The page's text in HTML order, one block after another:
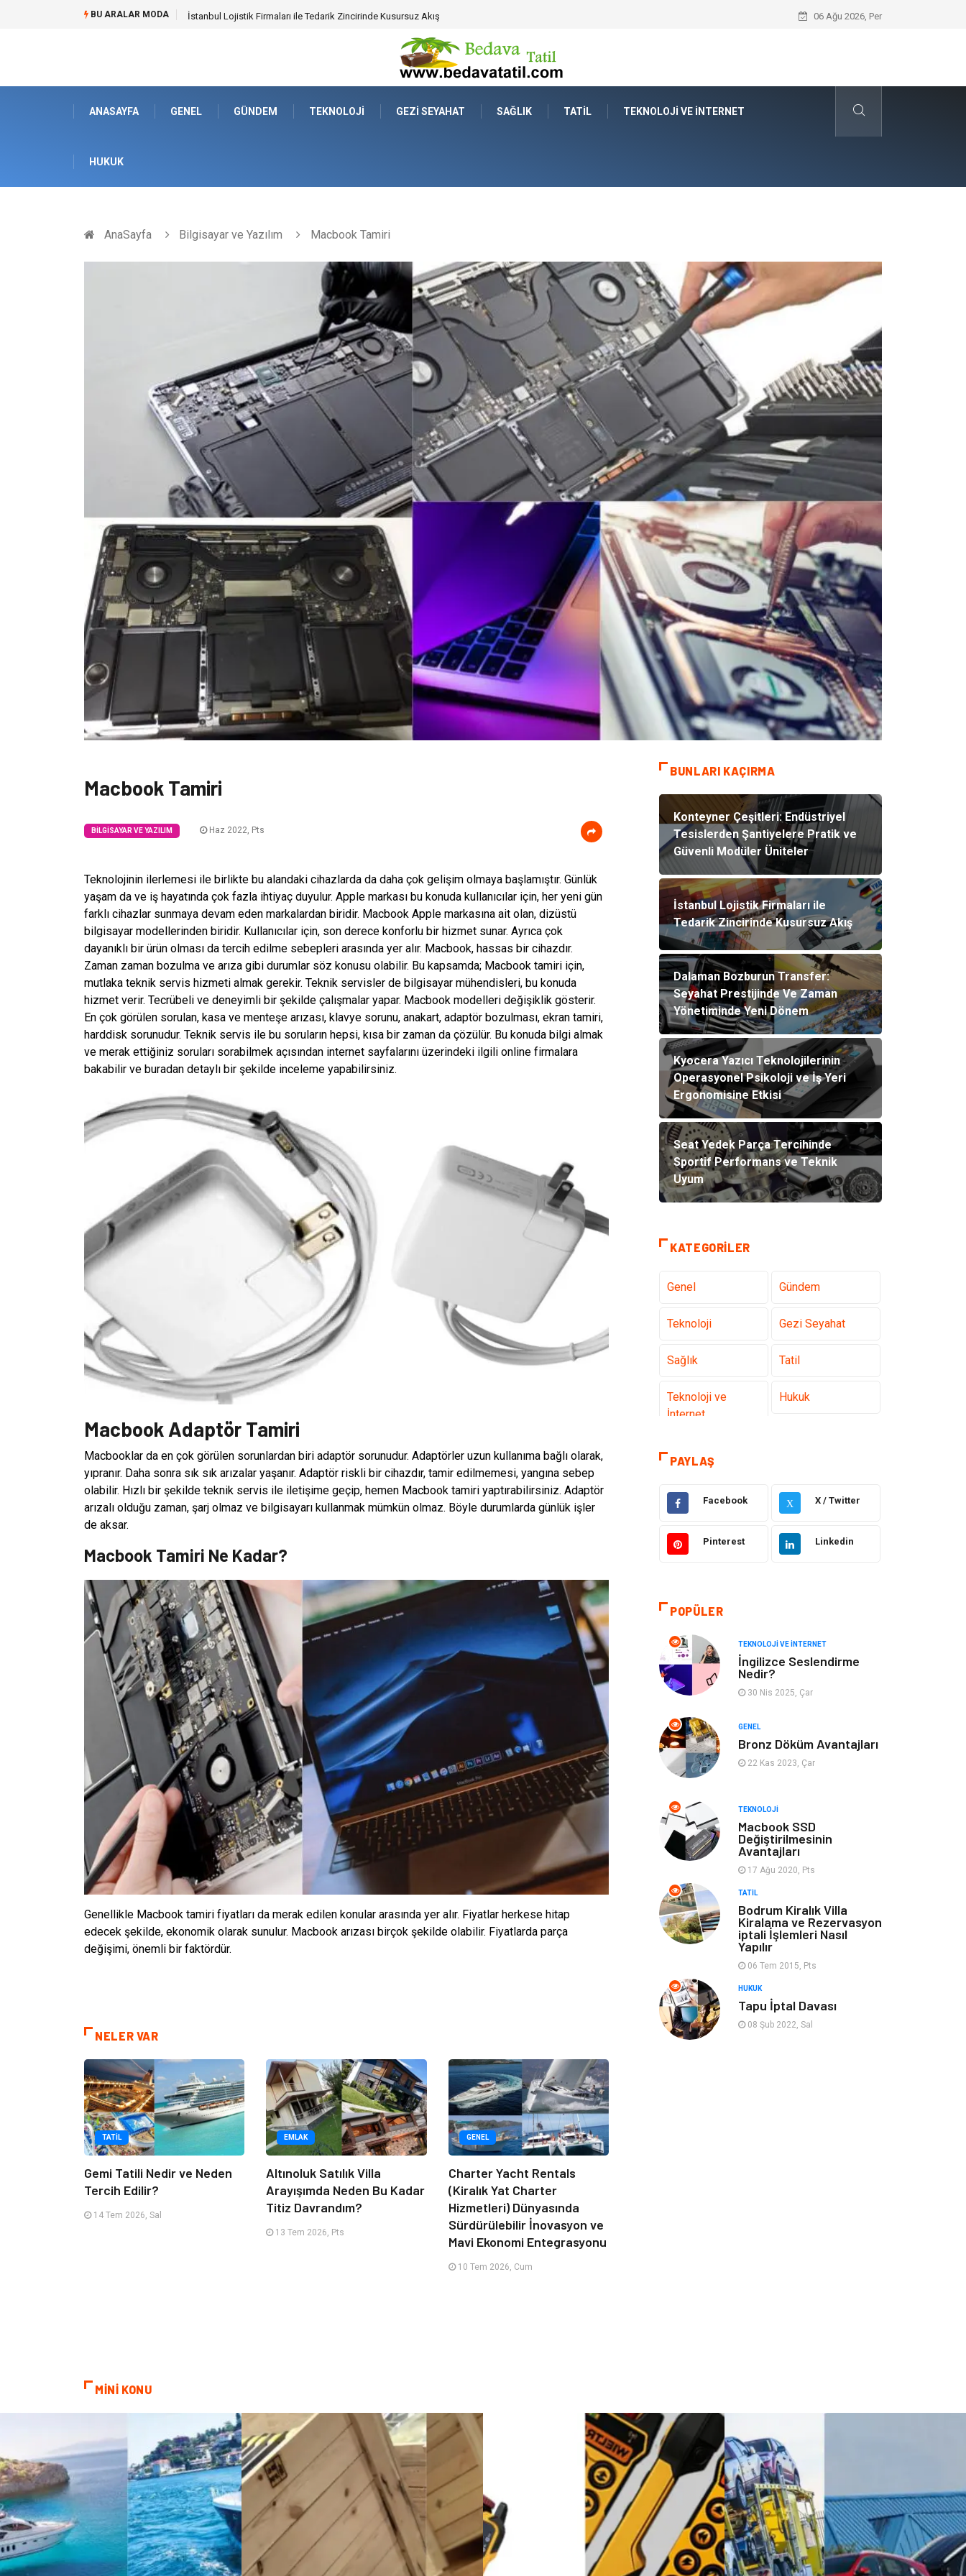
BU ARALAR MODA Dalaman Bozburun Transfer: Seyahat Prestijinde Ve Zaman Yönetiminde Yeni Dönem Kyocera Yazıcı Teknolojilerinin
06 Ağu 2026, Per
ANASAYFA GENEL GÜNDEM TEKNOLOJI GEZI SEYAHAT SAĞLIK TATIL TEKNOLOJI VE İNTERNET
HUKUK
AnaSayfa Bilgisayar ve Yazılım Macbook Tamiri
Macbook Tamiri
BILGISAYAR VE YAZILIM Haz 2022, Pts
Teknolojinin ilerlemesi ile birlikte bu alandaki cihazlarda da daha çok gelişim olmaya başlamıştır. Günlük
yaşam da ve iş hayatında çok fazla ihtiyaç duyulur. Apple markası bu konuda kullanıcılar için, her yeni gün
farklı cihazlar sunmaya devam eden markalardan biridir. Macbook Apple markasına ait olan, dizüstü
bilgisayar modellerinden biridir. Kullanıcılar için, son derece konforlu bir hizmet sunar. Ayrıca çok
dayanıklı bir ürün olması da tercih edilme sebepleri arasında yer alır. Macbook, hassas bir cihazdır.
Zaman zaman bozulma ve arıza gibi durumlar söz konusu olabilir. Bu kapsamda; Macbook tamiri için,
mutlaka teknik servis hizmeti almak gerekir. Teknik servisler de bilgisayar mühendisleri, bu konuda
hizmet verir. Tecrübeli ve deneyimli bir şekilde çalışmalar yapar. Macbook modelleri değişiklik gösterir.
En çok görülen sorulan, kasa ve menteşe arızası, klavye sorunu, anakart, adaptör bozulması, ekran tamiri,
harddisk sorunudur. Teknik servis ile bu soruların hepsi, kısa bir zaman da çözülür. Bu konuda bilgi almak
ve merak ettiğiniz soruları sorabilmek açısından internet sayfalarını üzerindeki ilgili online firmalara
bakabilir ve buradan detaylı bir şekilde inceleme yapabilirsiniz.
Macbook Adaptör Tamiri
Macbooklar da en çok görülen sorunlardan biri adaptör sorunudur. Adaptörler uzun kullanıma bağlı olarak,
yıpranır. Daha sonra sık sık arızalar yaşanır. Adaptör riskli bir cihazdır, tamir edilmemesi, yangına sebep
olabilir. Hızlı bir şekilde teknik servis ile iletişime geçip, hemen Macbook tamiri yaptırabilirsiniz. Adaptör
arızalı olduğu zaman, şarj olmaz ve bilgisayarı kullanmak mümkün olmaz. Böyle durumlarda günlük işler
de aksar.
Macbook Tamiri Ne Kadar?
Genellikle Macbook tamiri fiyatları da merak edilen konular arasında yer alır. Fiyatlar herkese hitap
edecek şekilde, ekonomik olarak sunulur. Macbook arızası birçok şekilde olabilir. Fiyatlarda parça
değişimi, önemli bir faktördür.
NELER VAR
TATIL
Gemi Tatili Nedir ve Neden
Tercih Edilir?
14 Tem 2026, Sal
EMLAK
Altınoluk Satılık Villa
Arayışımda Neden Bu Kadar
Titiz Davrandım?
13 Tem 2026, Pts
GENEL
Charter Yacht Rentals
(Kiralık Yat Charter
Hizmetleri) Dünyasında
Sürdürülebilir İnovasyon ve
Mavi Ekonomi Entegrasyonu
10 Tem 2026, Cum
BUNLARI KAÇIRMA
Konteyner Çeşitleri: Endüstriyel
Tesislerden Şantiyelere Pratik ve
Güvenli Modüler Üniteler
İstanbul Lojistik Firmaları ile
Tedarik Zincirinde Kusursuz Akış
Dalaman Bozburun Transfer:
Seyahat Prestijinde Ve Zaman
Yönetiminde Yeni Dönem
Kyocera Yazıcı Teknolojilerinin
Operasyonel Psikoloji ve İş Yeri
Ergonomisine Etkisi
Seat Yedek Parça Tercihinde
Sportif Performans ve Teknik
Uyum
KATEGORILER
Genel Gündem
Teknoloji Gezi Seyahat
Sağlık Tatil
Teknoloji ve
İnternet
Hukuk
Elektrik ve
Elektronik
Eğitim & Kariyer Makine
Otomotiv Organizasyon
Giyim
Mobilya Emlak
Kültür Otel
Turizm
Hediyelik Eşya
oyun alanları
uçak yolculuğu
önerileri
Blogroll Bilet
Cruise Moda
Güzellik
Yurtdışı Turları
PAYLAŞ
Facebook X X / Twitter
Pinterest Linkedin
POPÜLER
TEKNOLOJI VE İNTERNET
İngilizce Seslendirme
Nedir?
30 Nis 2025, Çar
GENEL
Bronz Döküm Avantajları
22 Kas 2023, Çar
TEKNOLOJI
Macbook SSD
Değiştirilmesinin
Avantajları
17 Ağu 2020, Pts
TATIL
Bodrum Kiralık Villa
Kiralama ve Rezervasyon
iptali İşlemleri Nasıl
Yapılır
06 Tem 2015, Pts
HUKUK
Tapu İptal Davası
08 Şub 2022, Sal
MİNİ KONU